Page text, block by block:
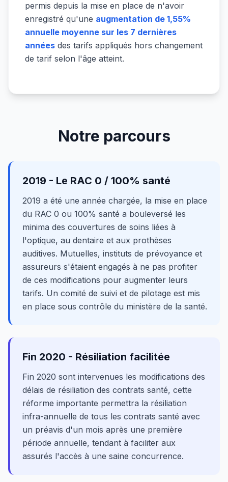
permis depuis la mise en place de n'avoir
enregistré qu'une augmentation de 1,55%
annuelle moyenne sur les 7 dernières
années des tarifs appliqués hors changement
de tarif selon l'âge atteint.
Notre parcours
2019 - Le RAC 0 / 100% santé
2019 a été une année chargée, la mise en place
du RAC 0 ou 100% santé a bouleversé les
minima des couvertures de soins liées à
l'optique, au dentaire et aux prothèses
auditives. Mutuelles, instituts de prévoyance et
assureurs s'étaient engagés à ne pas profiter
de ces modifications pour augmenter leurs
tarifs. Un comité de suivi et de pilotage est mis
en place sous contrôle du ministère de la santé.
Fin 2020 - Résiliation facilitée
Fin 2020 sont intervenues les modifications des
délais de résiliation des contrats santé, cette
réforme importante permettra la résiliation
infra-annuelle de tous les contrats santé avec
un préavis d'un mois après une première
période annuelle, tendant à faciliter aux
assurés l'accès à une saine concurrence.